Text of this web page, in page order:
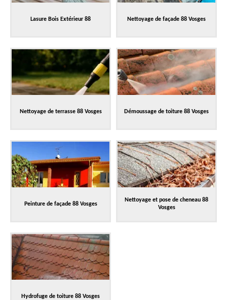
Lasure Bois Extérieur 88 Nettoyage de façade 88 Vosges
Nettoyage de terrasse 88 Vosges Démoussage de toiture 88 Vosges
Peinture de façade 88 Vosges
Nettoyage et pose de cheneau 88
Vosges
Hydrofuge de toiture 88 Vosges